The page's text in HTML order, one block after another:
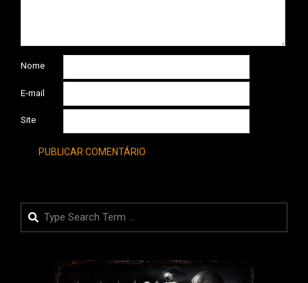
Nome
E-mail
Site
Search